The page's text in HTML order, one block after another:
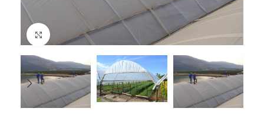
Click to enlarge